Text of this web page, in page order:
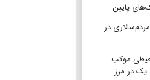
پایین
در
موکب
یک در مرز